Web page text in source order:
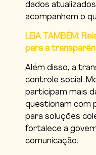
dados
acompanhem o
LEIA TAMBÉM:
para a
Além disso, a
controle social.
participam mais
questionam com
para soluções
fortalece a
comunicação.